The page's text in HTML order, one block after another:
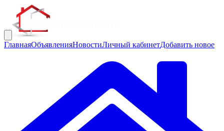
ГлавнаяОбъявленияНовостиЛичный кабинетДобавить новое